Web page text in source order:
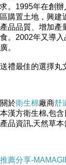
求。1995年在創
區購置土地，興建
產品品質、增加產
食。2002年又導
廣。
送禮最佳的選擇丸
關於衛生棉廠商舒
本漢方衛生棉,包
產品資訊,天然草
推薦分享-